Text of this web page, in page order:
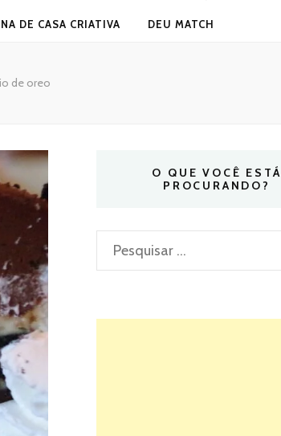
DE CASA CRIATIVA DEU MATCH
de oreo
O QUE VOCÊ ESTÁ
PROCURANDO?
Pesquisar
por: